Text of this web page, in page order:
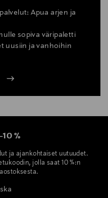
Apua arjen ja
sopiva väripaletti
uusiin ja vanhoihin
10 %
ja ajankohtaiset uutuudet.
jolla saat 10 %:n